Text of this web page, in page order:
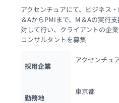
アクセンチュアにて、ビジネス
＆AからPMIまで、M＆Aの実行
対して行い、クライアントの企
コンサルタントを募集
採用企業
アクセンチュ
勤務地
東京都